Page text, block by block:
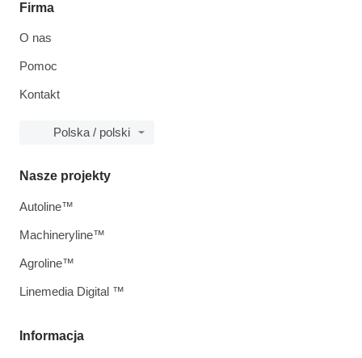
Firma
O nas
Pomoc
Kontakt
Polska / polski
Informacja
Nasze projekty
Autoline™
Machineryline™
Agroline™
Linemedia Digital ™